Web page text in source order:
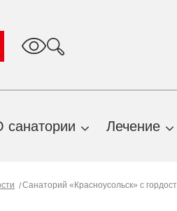
санатории Лечение
Санаторий «Красноусольск» с